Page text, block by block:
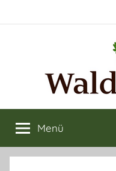
Wald
kaufen
verkaufen
Menü